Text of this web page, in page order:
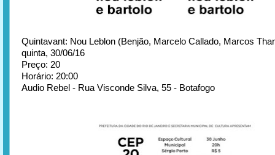
Quintavant: Nou Leblon (Benjão, Marcelo Callado, Marcos
quinta, 30/06/16
Preço: 20
Horário: 20:00
Audio Rebel - Rua Visconde Silva, 55 - Botafogo